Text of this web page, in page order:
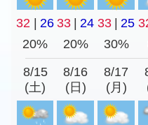
32 26 33 24 33 25
20%
20% 30%
8/15
(土)
8/16
(日)
8/17
(月)